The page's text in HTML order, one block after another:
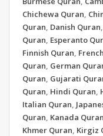
Chichewa Quran,
Quran, Danish Quran,
Quran, Esperanto
Finnish Quran,
Quran, German
Quran, Gujarati
Quran, Hindi Quran,
Italian Quran,
Quran, Kanada Quran
Khmer Quran, Kirgiz